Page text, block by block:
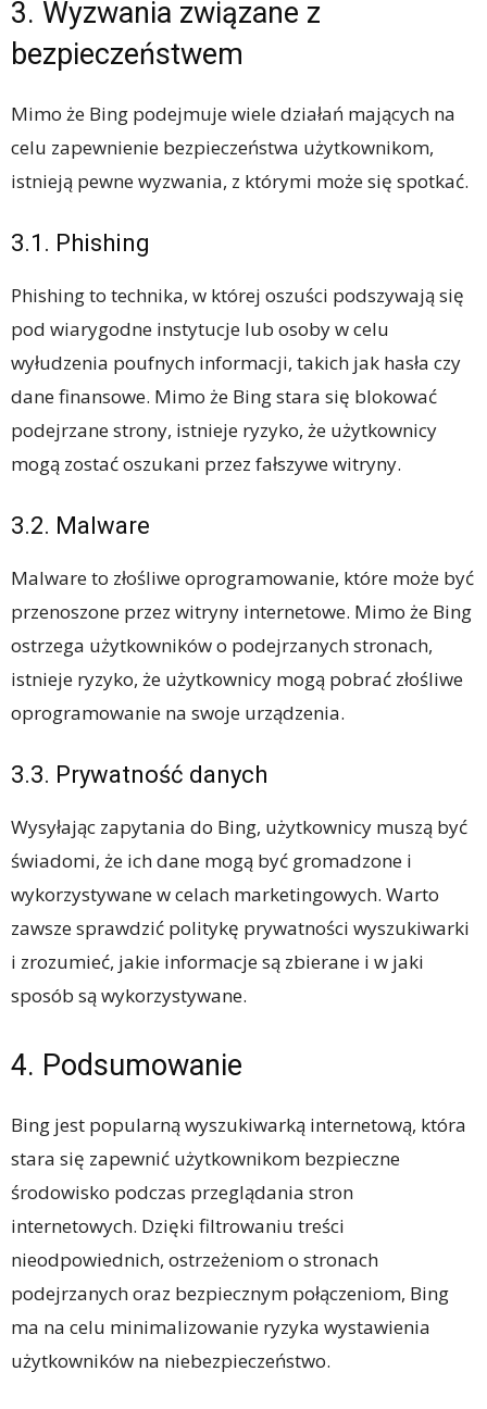
3. Wyzwania związane z
bezpieczeństwem
Mimo że Bing podejmuje wiele działań mających na
celu zapewnienie bezpieczeństwa użytkownikom,
istnieją pewne wyzwania, z którymi może się spotkać.
3.1. Phishing
Phishing to technika, w której oszuści podszywają się
pod wiarygodne instytucje lub osoby w celu
wyłudzenia poufnych informacji, takich jak hasła czy
dane finansowe. Mimo że Bing stara się blokować
podejrzane strony, istnieje ryzyko, że użytkownicy
mogą zostać oszukani przez fałszywe witryny.
3.2. Malware
Malware to złośliwe oprogramowanie, które może być
przenoszone przez witryny internetowe. Mimo że Bing
ostrzega użytkowników o podejrzanych stronach,
istnieje ryzyko, że użytkownicy mogą pobrać złośliwe
oprogramowanie na swoje urządzenia.
3.3. Prywatność danych
Wysyłając zapytania do Bing, użytkownicy muszą być
świadomi, że ich dane mogą być gromadzone i
wykorzystywane w celach marketingowych. Warto
zawsze sprawdzić politykę prywatności wyszukiwarki
i zrozumieć, jakie informacje są zbierane i w jaki
sposób są wykorzystywane.
4. Podsumowanie
Bing jest popularną wyszukiwarką internetową, która
stara się zapewnić użytkownikom bezpieczne
środowisko podczas przeglądania stron
internetowych. Dzięki filtrowaniu treści
nieodpowiednich, ostrzeżeniom o stronach
podejrzanych oraz bezpiecznym połączeniom, Bing
ma na celu minimalizowanie ryzyka wystawienia
użytkowników na niebezpieczeństwo.